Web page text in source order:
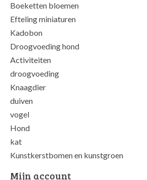
Boeketten bloemen
Efteling miniaturen
Kadobon
Droogvoeding hond
Activiteiten
droogvoeding
Knaagdier
duiven
vogel
Hond
kat
Kunstkerstbomen en kunstgroen
Mijn account